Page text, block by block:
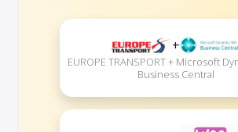
+
EUROPE TRANSPORT + Microsoft
Business Central